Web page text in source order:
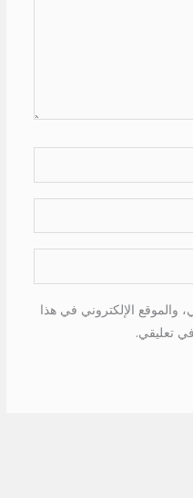
والموقع الإلكتروني في هذا
تعليقي.